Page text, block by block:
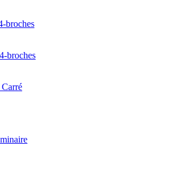
broches
broches